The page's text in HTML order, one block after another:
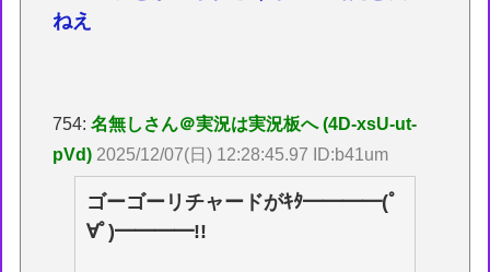
ねえ
754:名無しさん＠実況は実況板へ (4D-xsU-ut-
pVd) 2025/12/07(日) 12:28:45.97 ID:b41um
ゴーゴーリチャードがｷﾀ━━━━(ﾟ
∀ﾟ)━━━━!!